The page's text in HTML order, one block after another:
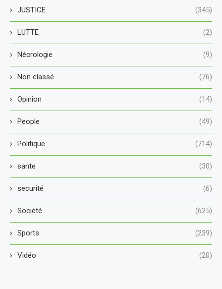
JUSTICE (345)
LUTTE (2)
Nécrologie (9)
Non classé (76)
Opinion (14)
People (49)
Politique (714)
sante (30)
securité (6)
Société (625)
Sports (239)
Vidéo (20)